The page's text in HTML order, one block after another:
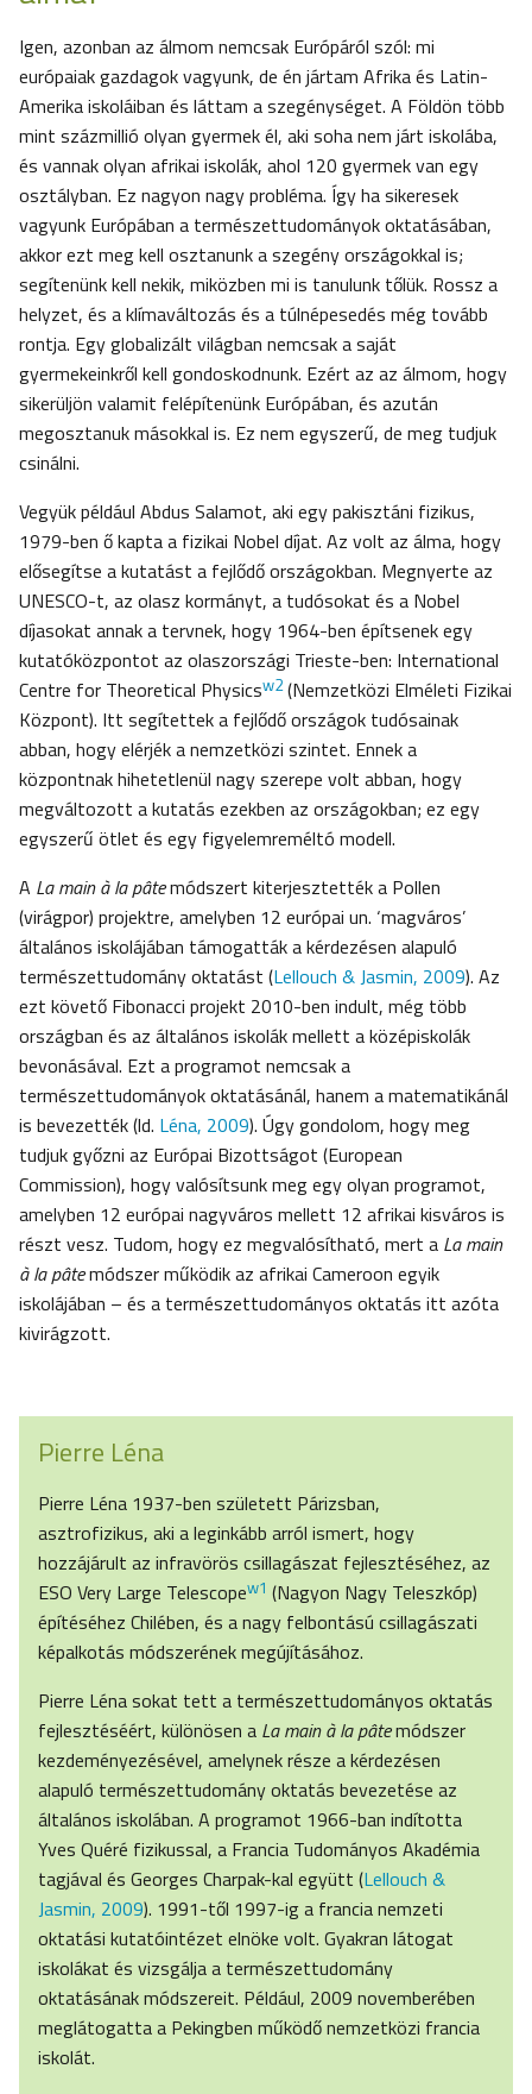
Igen, azonban az álmom nemcsak Európáról szól: mi
európaiak gazdagok vagyunk, de én jártam Afrika és Latin-
Amerika iskoláiban és láttam a szegénységet. A Földön több
mint százmillió olyan gyermek él, aki soha nem járt iskolába,
és vannak olyan afrikai iskolák, ahol 120 gyermek van egy
osztályban. Ez nagyon nagy probléma. Így ha sikeresek
vagyunk Európában a természettudományok oktatásában,
akkor ezt meg kell osztanunk a szegény országokkal is;
segítenünk kell nekik, miközben mi is tanulunk tőlük. Rossz a
helyzet, és a klímaváltozás és a túlnépesedés még tovább
rontja. Egy globalizált világban nemcsak a saját
gyermekeinkről kell gondoskodnunk. Ezért az az álmom, hogy
sikerüljön valamit felépítenünk Európában, és azután
megosztanuk másokkal is. Ez nem egyszerű, de meg tudjuk
csinálni.
Vegyük például Abdus Salamot, aki egy pakisztáni fizikus,
1979-ben ő kapta a fizikai Nobel díjat. Az volt az álma, hogy
elősegítse a kutatást a fejlődő országokban. Megnyerte az
UNESCO-t, az olasz kormányt, a tudósokat és a Nobel
díjasokat annak a tervnek, hogy 1964-ben építsenek egy
kutatóközpontot az olaszországi Trieste-ben: International
Centre for Theoretical Physicsw2(Nemzetközi Elméleti Fizikai
Központ). Itt segítettek a fejlődő országok tudósainak
abban, hogy elérjék a nemzetközi szintet. Ennek a
központnak hihetetlenül nagy szerepe volt abban, hogy
megváltozott a kutatás ezekben az országokban; ez egy
egyszerű ötlet és egy figyelemreméltó modell.
A La main à la pâtemódszert kiterjesztették a Pollen
(virágpor) projektre, amelyben 12 európai un. ‘magváros’
általános iskolájában támogatták a kérdezésen alapuló
természettudomány oktatást (Lellouch & Jasmin, 2009). Az
ezt követő Fibonacci projekt 2010-ben indult, még több
országban és az általános iskolák mellett a középiskolák
bevonásával. Ezt a programot nemcsak a
természettudományok oktatásánál, hanem a matematikánál
is bevezették (ld. Léna, 2009). Úgy gondolom, hogy meg
tudjuk győzni az Európai Bizottságot (European
Commission), hogy valósítsunk meg egy olyan programot,
amelyben 12 európai nagyváros mellett 12 afrikai kisváros is
részt vesz. Tudom, hogy ez megvalósítható, mert a La main
à la pâtemódszer működik az afrikai Cameroon egyik
iskolájában – és a természettudományos oktatás itt azóta
kivirágzott.
Pierre Léna
Pierre Léna 1937-ben született Párizsban,
asztrofizikus, aki a leginkább arról ismert, hogy
hozzájárult az infravörös csillagászat fejlesztéséhez, az
ESO Very Large Telescopew1 (Nagyon Nagy Teleszkóp)
építéséhez Chilében, és a nagy felbontású csillagászati
képalkotás módszerének megújításához.
Pierre Léna sokat tett a természettudományos oktatás
fejlesztéséért, különösen a La main à la pâtemódszer
kezdeményezésével, amelynek része a kérdezésen
alapuló természettudomány oktatás bevezetése az
általános iskolában. A programot 1966-ban indította
Yves Quéré fizikussal, a Francia Tudományos Akadémia
tagjával és Georges Charpak-kal együtt (Lellouch &
Jasmin, 2009). 1991-től 1997-ig a francia nemzeti
oktatási kutatóintézet elnöke volt. Gyakran látogat
iskolákat és vizsgálja a természettudomány
oktatásának módszereit. Például, 2009 novemberében
meglátogatta a Pekingben működő nemzetközi francia
iskolát.